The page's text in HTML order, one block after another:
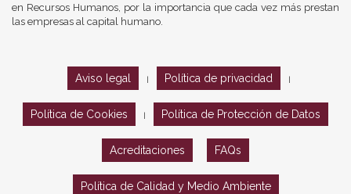
en Recursos Humanos, por la importancia que cada vez más prestan
las empresas al capital humano.
Aviso legal Política de privacidad
Política de Cookies Política de Protección de Datos
Acreditaciones FAQs
Política de Calidad y Medio Ambiente